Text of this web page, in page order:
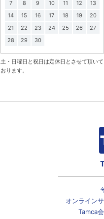
7
8 9 10 11 12
13
14
15 16 17 18 19
20
21
22 23 24 25 26
27
28
29 30
土・日曜日と祝日は定休日とさせて頂いて
おります。
オンライン
Tamca